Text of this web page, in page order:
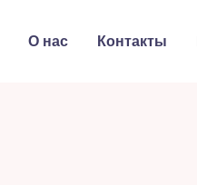
О нас Контакты